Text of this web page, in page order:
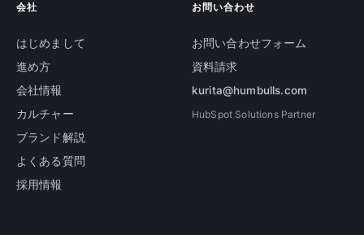
会社
はじめまして
進め方
会社情報
カルチャー
ブランド解説
よくある質問
採用情報
お問い合わせ
お問い合わせフォーム
資料請求
kurita@humbulls.com
HubSpot Solutions Partner